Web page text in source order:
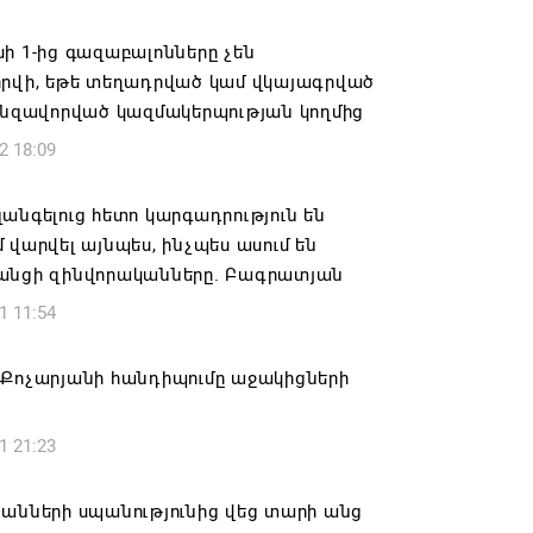
16:09
բանակը «Իսկանդերով» հարվածել
14:32
120 մլն եվրո ներդրում՝
մի շարք զբոսաշրջային
13:49
մեջ կարձանագրվի որպես
հայոց թեմ
1-ից գազաբալոնները չեն
եթե տեղադրված կամ վկայագրված
կազմակերպության կողմից
18:09
հետո կարգադրություն են
վարվել այնպես, ինչպես ասում են
զինվորականները. Բագրատյան
11:54
հանդիպումը աջակիցների
21:23
սպանությունից վեց տարի անց